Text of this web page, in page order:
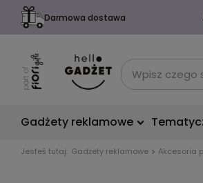
Darmowa dostawa
Gadżety reklamowe
Jesteś tutaj: Gadżety reklamowe Akcesoria